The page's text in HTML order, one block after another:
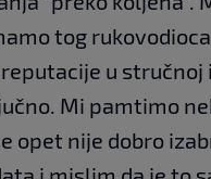
tog
u
Mi pamtimo
opet nije dobro